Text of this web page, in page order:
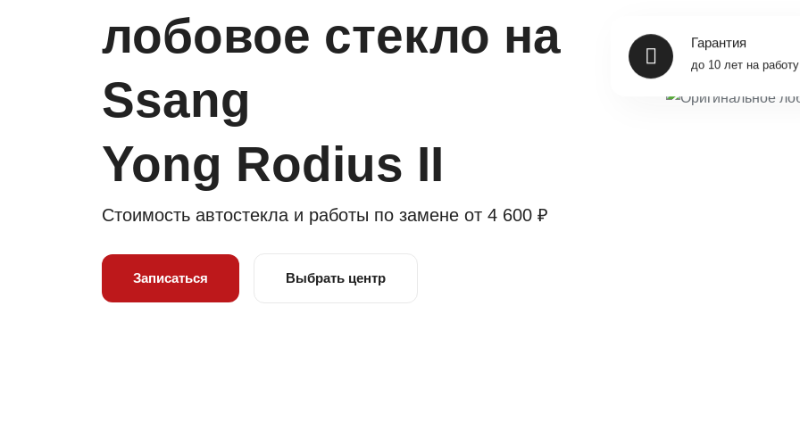
лобовое стекло на
Ssang
Yong Rodius II
Стоимость автостекла и работы по замене от 4 600 ₽
Записаться Выбрать центр
Гарантия
до 10 лет на работу